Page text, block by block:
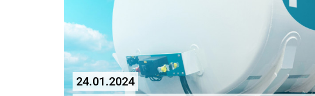
24.01.2024